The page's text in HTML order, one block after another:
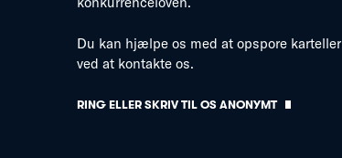
Du kan hjælpe os med at opspore karteller
ved at kontakte os.
RING ELLER SKRIV TIL OS ANONYMT